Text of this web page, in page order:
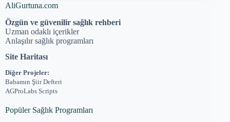
AliGurtuna.com
Özgün ve güvenilir sağlık rehberi
Uzman odaklı içerikler
Anlaşılır sağlık programları
Site Haritası
Diğer Projeler:
Babamın Şiir Defteri
AGProLabs Scripts
Popüler Sağlık Programları